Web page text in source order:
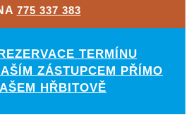
775 337 383
TERMÍNU
ZÁSTUPCEM PŘÍMO
HŘBITOVĚ